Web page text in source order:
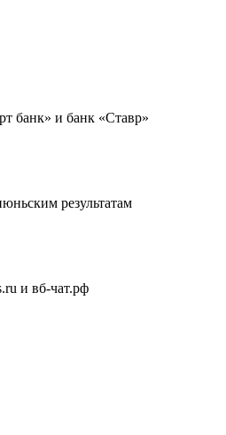
банк» и банк «Ставр»
результатам
и вб-чат.рф